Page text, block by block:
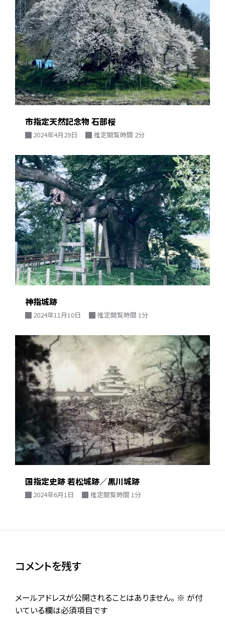
市指定天然記念物 石部桜
2024年4月29日 推定閲覧時間 2分
神指城跡
2024年11月10日 推定閲覧時間 1分
国指定史跡 若松城跡／黒川城跡
2024年6月1日 推定閲覧時間 1分
コメントを残す
メールアドレスが公開されることはありません。 ※ が付
いている欄は必須項目です